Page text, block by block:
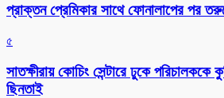
প্রাক্তন প্রেমিকার সাথে ফোনালাপের পর
৫
সাতক্ষীরায় কোচিং সেন্টারে ঢুকে পরিচালককে
ছিনতাই